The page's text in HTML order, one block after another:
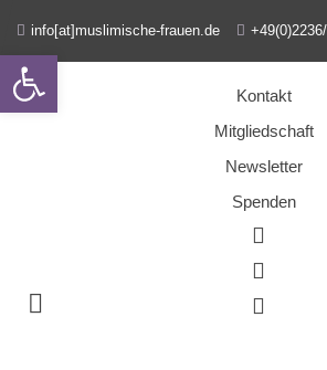
info[at]muslimische-frauen.de
Kontakt
Mitgliedschaft
Newsletter
Spenden
Open toolbar